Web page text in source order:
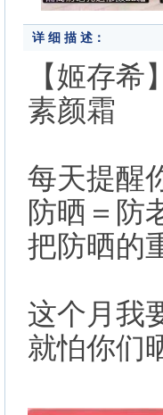
详 细 描 述：
【姬存
素颜霜
每天提醒
防晒＝防
把防晒的
这个月我
就怕你们